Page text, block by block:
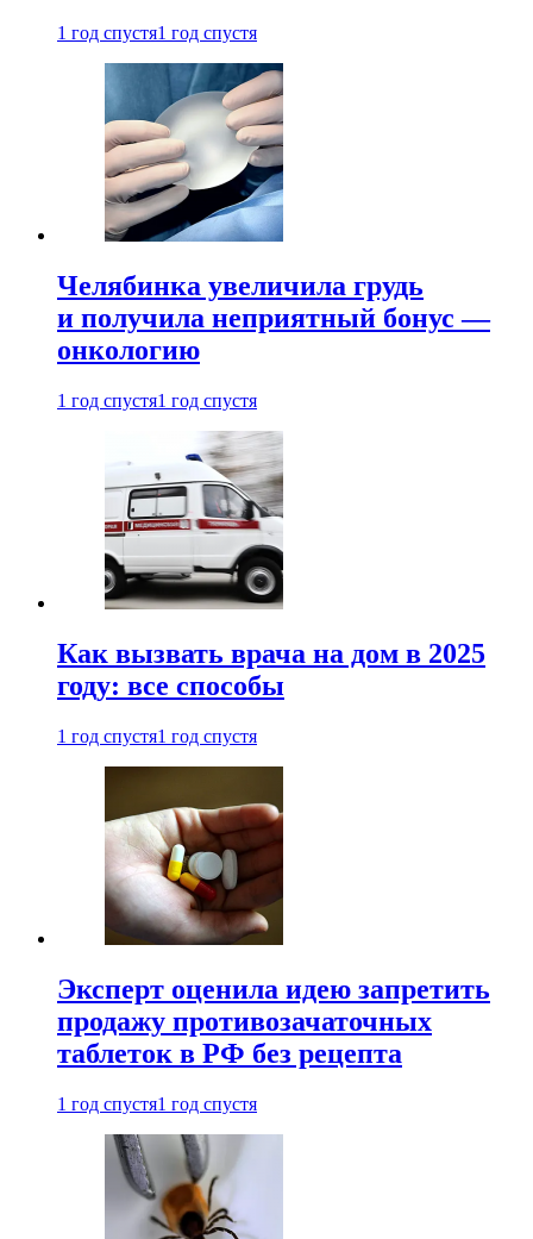
1 год спустя1 год спустя
Челябинка увеличила грудь
и получила неприятный бонус —
онкологию
1 год спустя1 год спустя
Как вызвать врача на дом в 2025
году: все способы
1 год спустя1 год спустя
Эксперт оценила идею запретить
продажу противозачаточных
таблеток в РФ без рецепта
1 год спустя1 год спустя